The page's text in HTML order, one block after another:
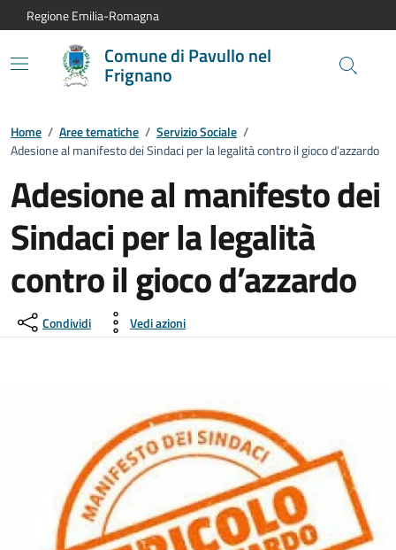
Vai al contenuto principale
Vai alla navigazione del sito
Vai al piede di pagina
Regione Emilia-Romagna
Comune di Pavullo nel
Frignano
Home / Aree tematiche / Servizio Sociale /
Adesione al manifesto dei Sindaci per la legalità contro il gioco d’azzardo
Adesione al manifesto dei
Sindaci per la legalità
contro il gioco d’azzardo
Condividi Vedi azioni